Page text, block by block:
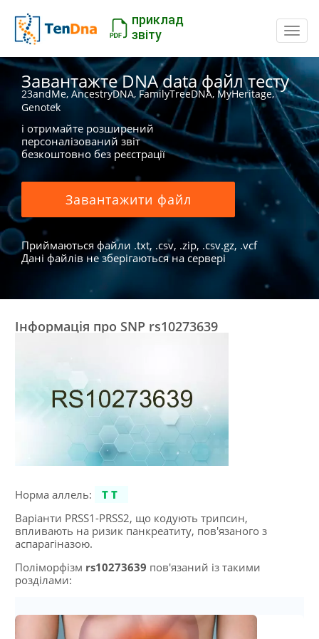
приклад
звіту
Завантажте DNA data файл тесту
23andMe, AncestryDNA, FamilyTreeDNA, MyHeritage,
Genotek
і отримайте розширений
персоналізований звіт
безкоштовно без реєстрації
Завантажити файл
Приймаються файли .txt, .csv, .zip, .csv.gz, .vcf
Дані файлів не зберігаються на сервері
Інформація про SNP rs10273639
Норма аллель:
TT
Варіанти PRSS1-PRSS2, що кодують трипсин,
впливають на ризик панкреатиту, пов'язаного з
аспарагіназою.
Поліморфізм rs10273639 пов'язаний із такими
розділами: